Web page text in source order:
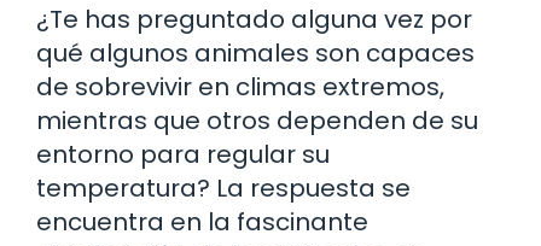
¿Te has preguntado alguna vez por
qué algunos animales son capaces
de sobrevivir en climas extremos,
mientras que otros dependen de su
entorno para regular su
temperatura? La respuesta se
encuentra en la fascinante